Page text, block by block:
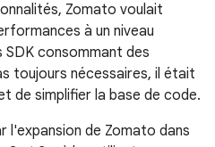
Zomato voulait
à un niveau
consommant des
toujours nécessaires, il était
de simplifier la base de code.
l'expansion de Zomato dans